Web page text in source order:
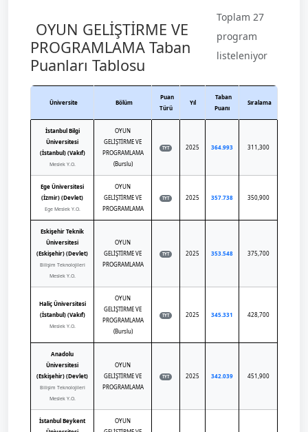
OYUN GELİŞTİRME VE
PROGRAMLAMA Taban
Puanları Tablosu
Toplam 27
program
listeleniyor
Üniversite Bölüm
Puan
Türü
Yıl
Taban
Puanı
Sıralama
İstanbul Bilgi
Üniversitesi
(İstanbul) (Vakıf)
Meslek Y.O.
OYUN
GELİŞTİRME VE
PROGRAMLAMA
(Burslu)
TYT 2025 364.993 311,300
Ege Üniversitesi
(İzmir) (Devlet)
Ege Meslek Y.O.
OYUN
GELİŞTİRME VE
PROGRAMLAMA
TYT 2025 357.738 350,900
Eskişehir Teknik
Üniversitesi
(Eskişehir) (Devlet)
Bilişim Teknolojileri
Meslek Y.O.
OYUN
GELİŞTİRME VE
PROGRAMLAMA
TYT 2025 353.548 375,700
Haliç Üniversitesi
(İstanbul) (Vakıf)
Meslek Y.O.
OYUN
GELİŞTİRME VE
PROGRAMLAMA
(Burslu)
TYT 2025 345.331 428,700
Anadolu
Üniversitesi
(Eskişehir) (Devlet)
Bilişim Teknolojileri
Meslek Y.O.
OYUN
GELİŞTİRME VE
PROGRAMLAMA
TYT 2025 342.039 451,900
İstanbul Beykent
OYUN